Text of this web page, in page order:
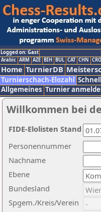
Logged on: Gast
Arabic ARM AZE BIH BUL CAT CHN CRO
Home TurnierDB
Turnierschach-Elozahl
Allgemeines Turnier
Willkommen bei
Nachname
Ebene
Personennummer
Bundesland
Spgem./Kreis/Verein
FIDE-Elolisten Stand